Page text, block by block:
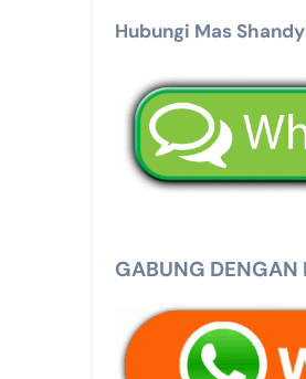
Hubungi Mas
GABUNG DENGAN